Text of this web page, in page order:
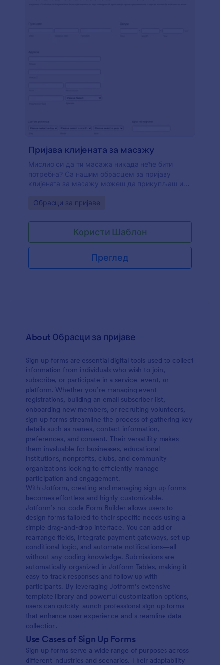
Пријава клијената за масажу
Мислио си да ти масажа никада неће бити
потребна? Са нашим обрасцем за пријаву
клијената за масажу можеш да прикупљаш и
Можеш да обезбедиш додатну сигурност тако
образац такође могу да користе
киропрактичари. Образац за пријаву на
масажу садржи разна питања о личним и
контакт информацијама, као и историју
патологије и симптоме клијената.
Go to Category:
Обрасци за пријаве
Користи Шаблон
Преглед
About Обрасци за пријаве
Sign up forms are essential digital tools used to collect
information from individuals who wish to join,
subscribe, or participate in a service, event, or
platform. Whether you’re managing event
registrations, building an email subscriber list,
onboarding new members, or recruiting volunteers,
sign up forms streamline the process of gathering key
details such as names, contact information,
preferences, and consent. Their versatility makes
them invaluable for businesses, educational
institutions, nonprofits, clubs, and community
organizations looking to efficiently manage
participation and engagement.
With Jotform, creating and managing sign up forms
becomes effortless and highly customizable.
Jotform’s no-code Form Builder allows users to
design forms tailored to their specific needs using a
simple drag-and-drop interface. You can add or
rearrange fields, integrate payment gateways, set up
conditional logic, and automate notifications—all
without any coding knowledge. Submissions are
automatically organized in Jotform Tables, making it
easy to track responses and follow up with
participants. By leveraging Jotform’s extensive
template library and powerful customization options,
users can quickly launch professional sign up forms
that enhance user experience and streamline data
collection.
Use Cases of Sign Up Forms
Sign up forms serve a wide range of purposes across
different industries and scenarios. Their adaptability